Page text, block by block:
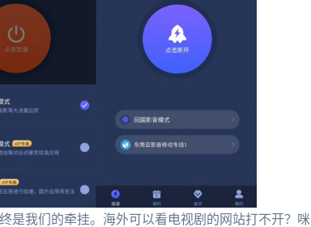
是我们的牵挂。海外可以看电视剧的网站打不开？咪